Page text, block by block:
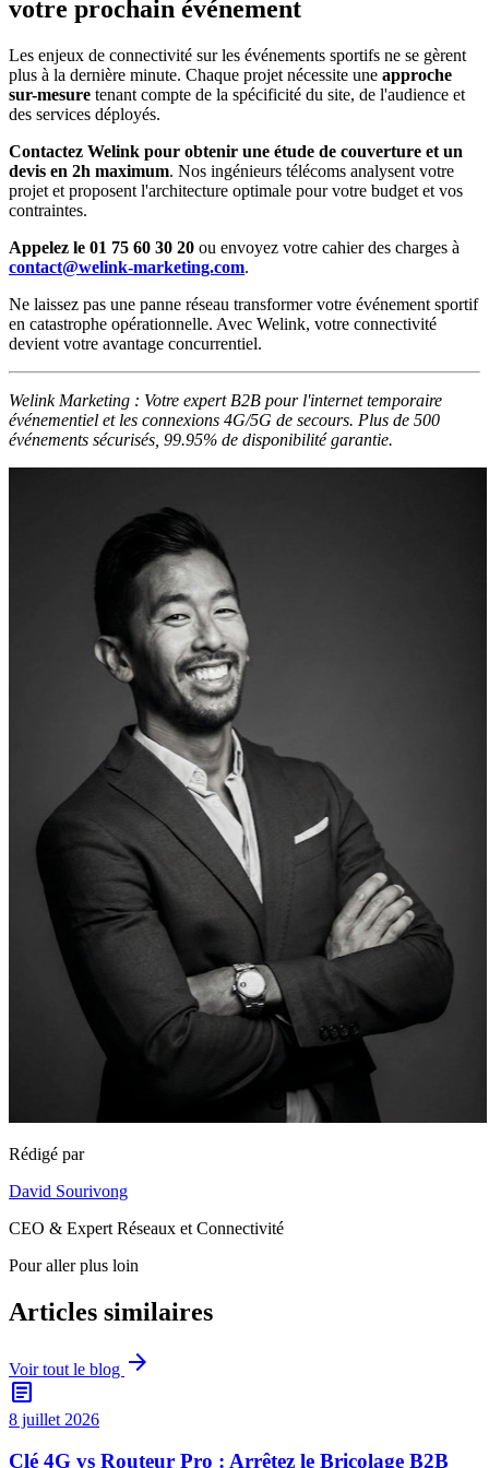
votre prochain événement
Les enjeux de connectivité sur les événements sportifs ne se gèrent
plus à la dernière minute. Chaque projet nécessite une approche
sur-mesure tenant compte de la spécificité du site, de l'audience et
des services déployés.
Contactez Welink pour obtenir une étude de couverture et un
devis en 2h maximum. Nos ingénieurs télécoms analysent votre
projet et proposent l'architecture optimale pour votre budget et vos
contraintes.
Appelez le 01 75 60 30 20 ou envoyez votre cahier des charges à
contact@welink-marketing.com.
Ne laissez pas une panne réseau transformer votre événement sportif
en catastrophe opérationnelle. Avec Welink, votre connectivité
devient votre avantage concurrentiel.
Welink Marketing : Votre expert B2B pour l'internet temporaire
événementiel et les connexions 4G/5G de secours. Plus de 500
événements sécurisés, 99.95% de disponibilité garantie.
Rédigé par
David Sourivong
CEO & Expert Réseaux et Connectivité
Pour aller plus loin
Articles similaires
Voir tout le blog arrow_forward
article
8 juillet 2026
Clé 4G vs Routeur Pro : Arrêtez le Bricolage B2B